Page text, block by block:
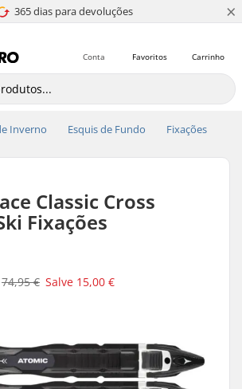
365 dias para devoluções
4.8 de 5 ×
Carrinho
Favoritos
Conta
Inverno Esquis de Fundo
Fixações
Classic Cross
Fixações
74,95 € Salve 15,00 €